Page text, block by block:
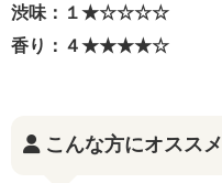
渋味：１★☆☆☆☆
香り：４★★★★☆
こんな方にオススメ